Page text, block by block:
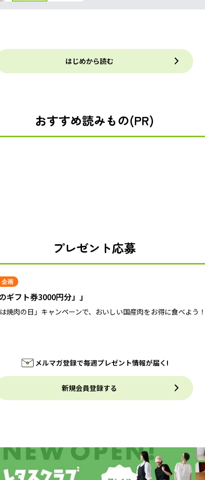
はじめから読む
おすすめ読みもの(PR)
プレゼント応募
企画
ギフト券3000円分」」
は焼肉の日」キャンペーンで、おいしい国産肉をお得に食べよう！
メルマガ登録で毎週プレゼント情報が届く!
新規会員登録する